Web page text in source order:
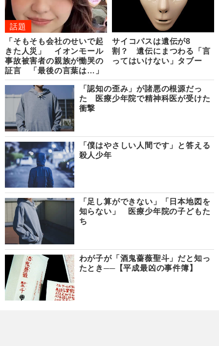
話題
「そもそも会社のせいで起
きた人災」 イオンモール
事故被害者の親族が慟哭の
証言 「最後の言葉は…」
サイコパスは遺伝が8
割？ 遺伝にまつわる「言
ってはいけない」タブー
「認知の歪み」が諸悪の根源だっ
た 医療少年院で精神科医が受けた
衝撃
「僕はやさしい人間です」と答える
殺人少年
「足し算ができない」「日本地図を
知らない」 医療少年院の子どもた
ち
わが子が「酒鬼薔薇聖斗」だと知っ
たとき──【平成最凶の事件簿】